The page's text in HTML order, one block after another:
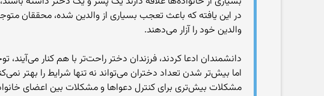
در این یافته که باعث تعجب بسیاری از والدین شده، محققان
والدین خود را آزار می‌دهند.
دانشمندان ادعا کردند، فرزندان دختر راحت‌تر با هم کنار
مشکلات بیش‌تری برای کنترل دعواها و مشکلات بین اعضای